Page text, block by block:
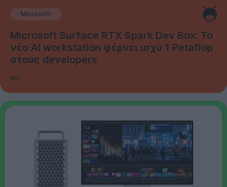
Microsoft
Microsoft Surface RTX Spark Dev Box: Το
νέο AI workstation φέρνει ισχύ 1 Petaflop
στους developers
#AI